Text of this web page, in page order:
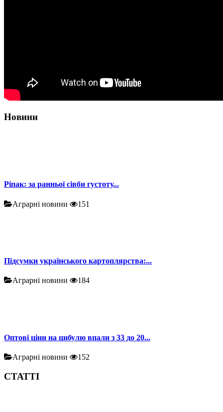
Новини
Ріпак: за ранньої сівби густоту...
Аграрні новини 151
Підсумки українського картоплярства:...
Аграрні новини 184
Оптові ціни на цибулю впали з 33 до 20...
Аграрні новини 152
СТАТТІ